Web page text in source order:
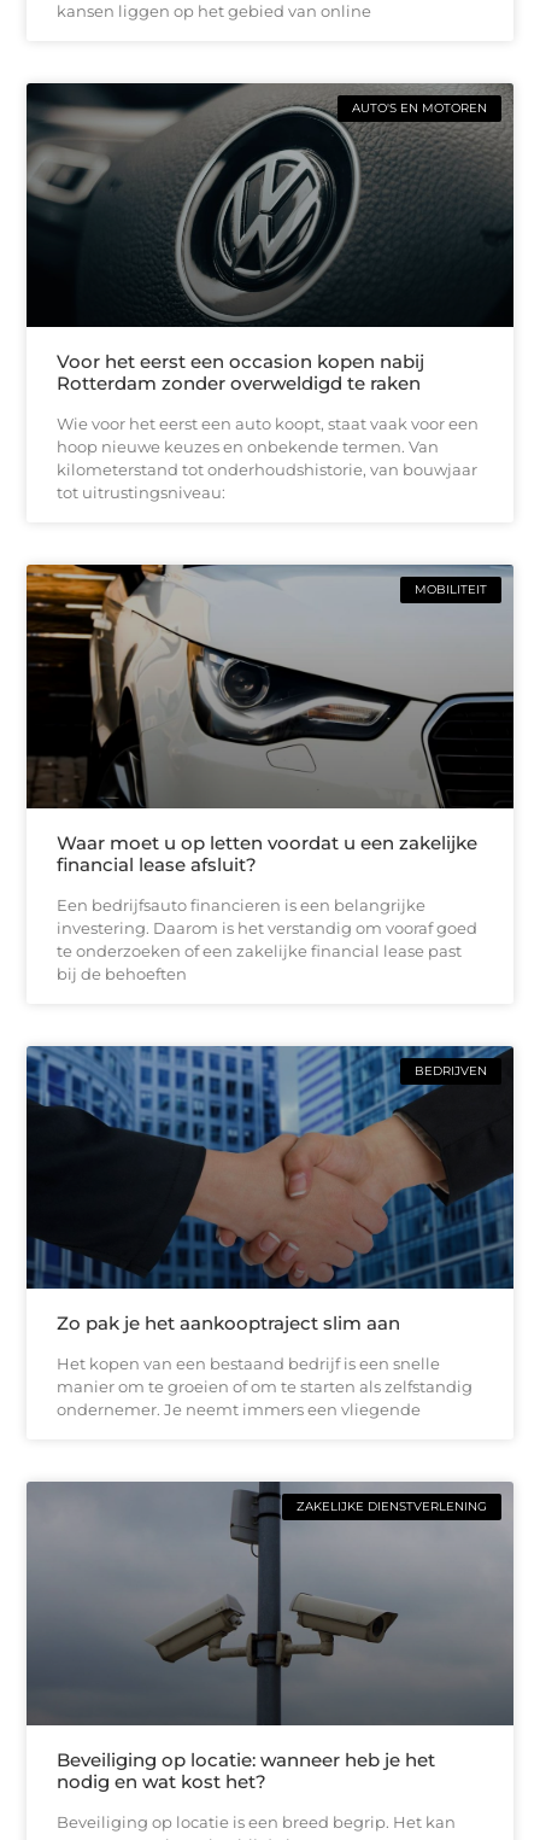
kansen liggen op het gebied van online
AUTO'S EN MOTOREN
Voor het eerst een occasion kopen nabij
Rotterdam zonder overweldigd te raken
Wie voor het eerst een auto koopt, staat vaak voor een
hoop nieuwe keuzes en onbekende termen. Van
kilometerstand tot onderhoudshistorie, van bouwjaar
tot uitrustingsniveau:
MOBILITEIT
Waar moet u op letten voordat u een zakelijke
financial lease afsluit?
Een bedrijfsauto financieren is een belangrijke
investering. Daarom is het verstandig om vooraf goed
te onderzoeken of een zakelijke financial lease past
bij de behoeften
BEDRIJVEN
Zo pak je het aankooptraject slim aan
Het kopen van een bestaand bedrijf is een snelle
manier om te groeien of om te starten als zelfstandig
ondernemer. Je neemt immers een vliegende
ZAKELIJKE DIENSTVERLENING
Beveiliging op locatie: wanneer heb je het
nodig en wat kost het?
Beveiliging op locatie is een breed begrip. Het kan